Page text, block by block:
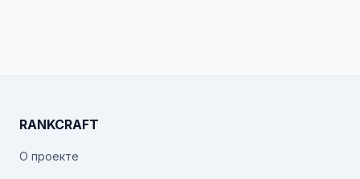
RANKCRAFT
О проекте